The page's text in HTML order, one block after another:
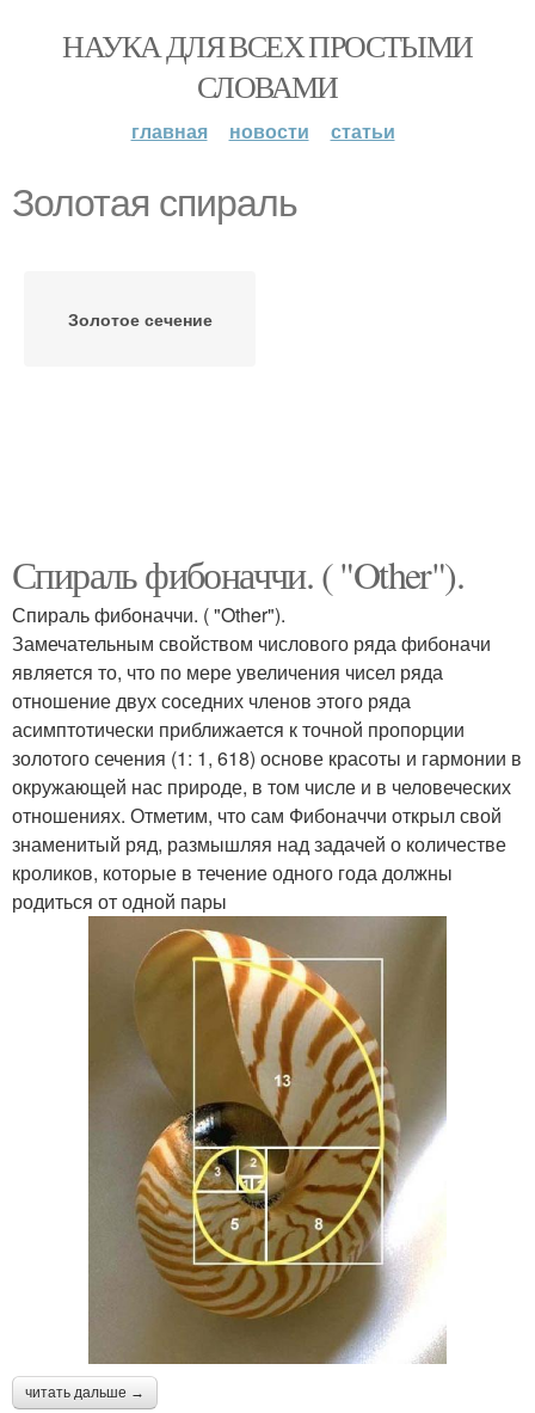
НАУКА ДЛЯ ВСЕХ ПРОСТЫМИ
СЛОВАМИ
главная новости статьи
Золотая спираль
Золотое сечение
Спираль фибоначчи. ( "Other").
Спираль фибоначчи. ( "Other").
Замечательным свойством числового ряда фибоначи
является то, что по мере увеличения чисел ряда
отношение двух соседних членов этого ряда
асимптотически приближается к точной пропорции
золотого сечения (1: 1, 618) основе красоты и гармонии в
окружающей нас природе, в том числе и в человеческих
отношениях. Отметим, что сам Фибоначчи открыл свой
знаменитый ряд, размышляя над задачей о количестве
кроликов, которые в течение одного года должны
родиться от одной пары
читать дальше →